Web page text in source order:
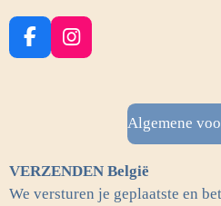
F
a
k
I
n
a
m
Algemene
VERZENDEN België
We versturen je geplaatste en